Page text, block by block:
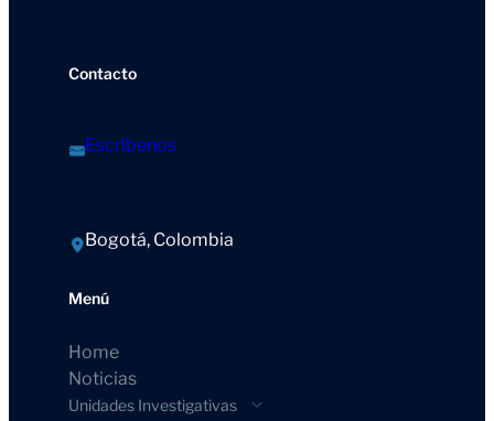
Contacto
Escríbenos
Bogotá, Colombia
Menú
Home
Noticias
Unidades Investigativas